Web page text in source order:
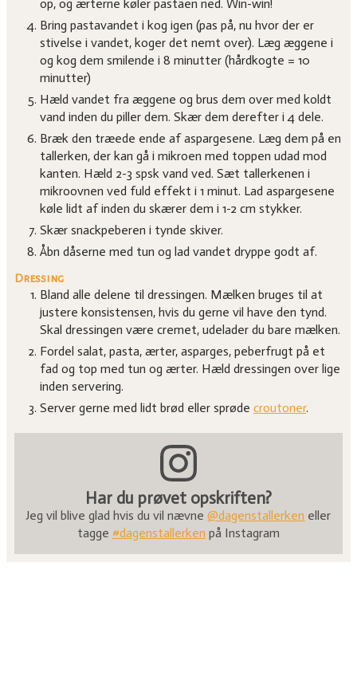
op, og ærterne køler pastaen ned. Win-win!
Bring pastavandet i kog igen (pas på, nu hvor der er
stivelse i vandet, koger det nemt over). Læg æggene i
og kog dem smilende i 8 minutter (hårdkogte = 10
minutter)
Hæld vandet fra æggene og brus dem over med koldt
vand inden du piller dem. Skær dem derefter i 4 dele.
Bræk den træede ende af aspargesene. Læg dem på en
tallerken, der kan gå i mikroen med toppen udad mod
kanten. Hæld 2-3 spsk vand ved. Sæt tallerkenen i
mikroovnen ved fuld effekt i 1 minut. Lad aspargesene
køle lidt af inden du skærer dem i 1-2 cm stykker.
Skær snackpeberen i tynde skiver.
Åbn dåserne med tun og lad vandet dryppe godt af.
Dressing
Bland alle delene til dressingen. Mælken bruges til at
justere konsistensen, hvis du gerne vil have den tynd.
Skal dressingen være cremet, udelader du bare mælken.
Fordel salat, pasta, ærter, asparges, peberfrugt på et
fad og top med tun og ærter. Hæld dressingen over lige
inden servering.
Server gerne med lidt brød eller sprøde croutoner.
Har du prøvet opskriften?
Jeg vil blive glad hvis du vil nævne@dagenstallerken eller
tagge #dagenstallerken på Instagram